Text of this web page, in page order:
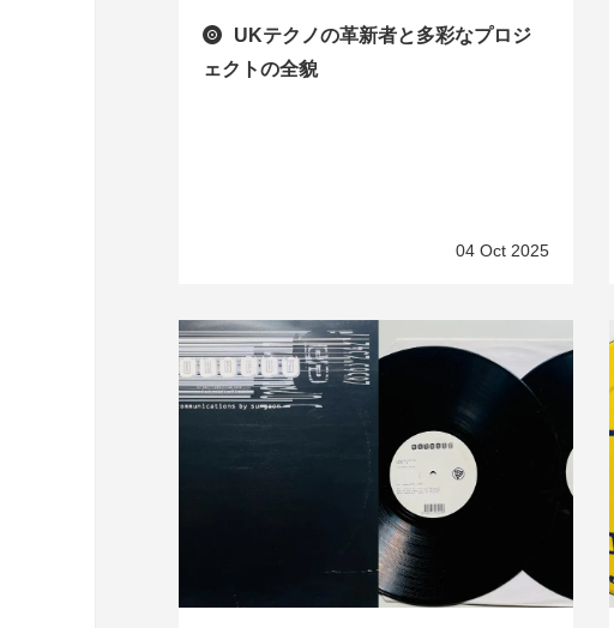
UKテクノの革新者と多彩なプロジ
ェクトの全貌
04 Oct 2025